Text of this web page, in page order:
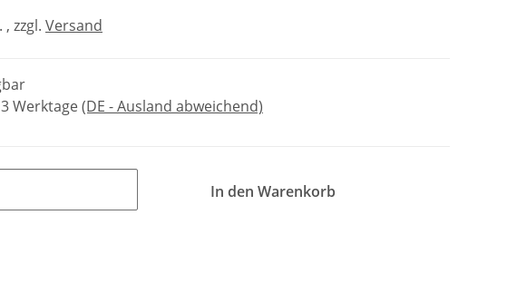
, zzgl. Versand
Werktage(DE - Ausland abweichend)
In den Warenkorb